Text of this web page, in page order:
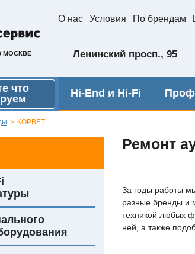
МОСКВЕ
О нас Условия По брендам
Ленинский просп., 95
что
Hi-End и Hi-Fi
> КОРВЕТ
Ремонт
За годы работы
разные бренды и
техникой любых
ней, а также